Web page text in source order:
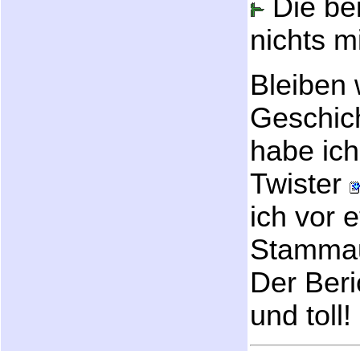
Die
nichts
Bleiben
habe
Twister
ich vor
Der
und toll!